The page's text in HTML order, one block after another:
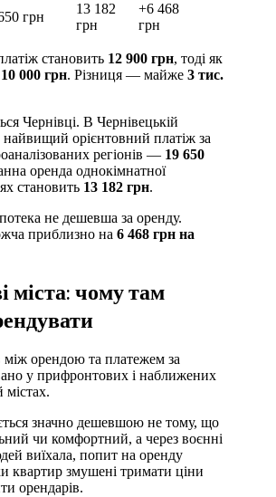
грн
13 182
грн
+6 468
грн
становить 12 900 грн, тоді як
10 000 грн. Різниця — майже 3 тис.
Чернівці. В Чернівецькій
найвищий орієнтовний платіж за
регіонів — 19 650
оренда однокімнатної
становить 13 182 грн.
не дешевша за оренду.
приблизно на 6 468 грн на
міста: чому там
орендою та платежем за
у прифронтових і наближених
містах.
значно дешевшою не тому, що
чи комфортний, а через воєнні
виїхала, попит на оренду
квартир змушені тримати ціни
орендарів.